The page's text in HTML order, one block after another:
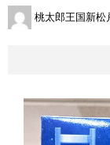
桃太郎王国新松